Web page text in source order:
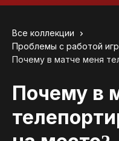
Все коллекции
Проблемы с работой
Почему в матче меня
Почему в